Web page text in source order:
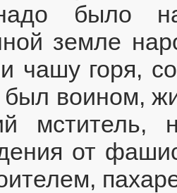
было
земле
чашу горя,
был воином,
от